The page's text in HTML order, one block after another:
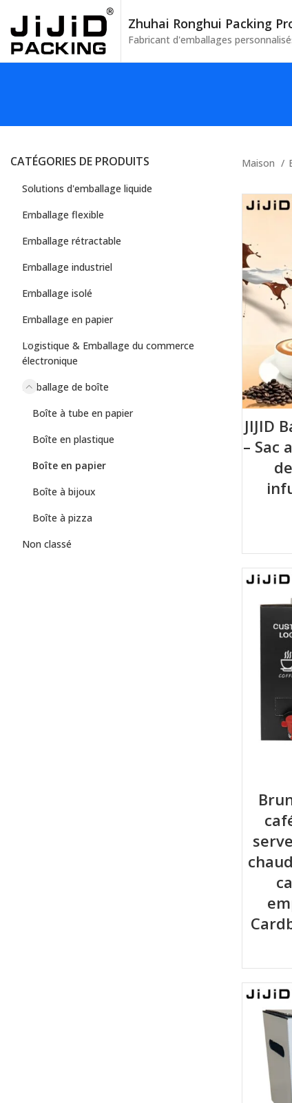
Zhuhai Ronghui Packing
Fabricant d'emballages
CATÉGORIES DE PRODUITS
Solutions d'emballage liquide
Emballage flexible
Emballage rétractable
Emballage industriel
Emballage isolé
Emballage en papier
Logistique & Emballage du commerce
électronique
Emballage de boîte
Boîte à tube en papier
Boîte en plastique
Boîte en papier
Boîte à bijoux
Boîte à pizza
Non classé
Maison
JIJID
– Sac